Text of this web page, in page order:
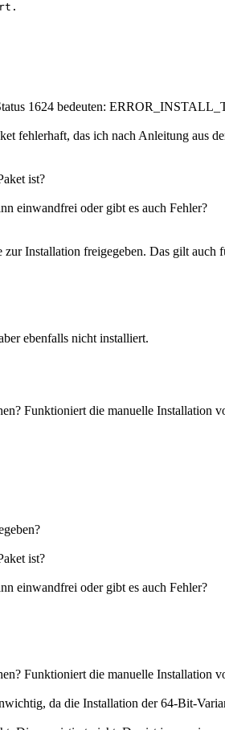
1624 bedeuten:
fehlerhaft, das ich nach Anleitung aus
ist?
einwandfrei oder gibt es auch Fehler?
Installation freigegeben. Das gilt auch
ebenfalls nicht installiert.
Funktioniert die manuelle Installation
ist?
einwandfrei oder gibt es auch Fehler?
Funktioniert die manuelle Installation
da die Installation der 64-Bit-